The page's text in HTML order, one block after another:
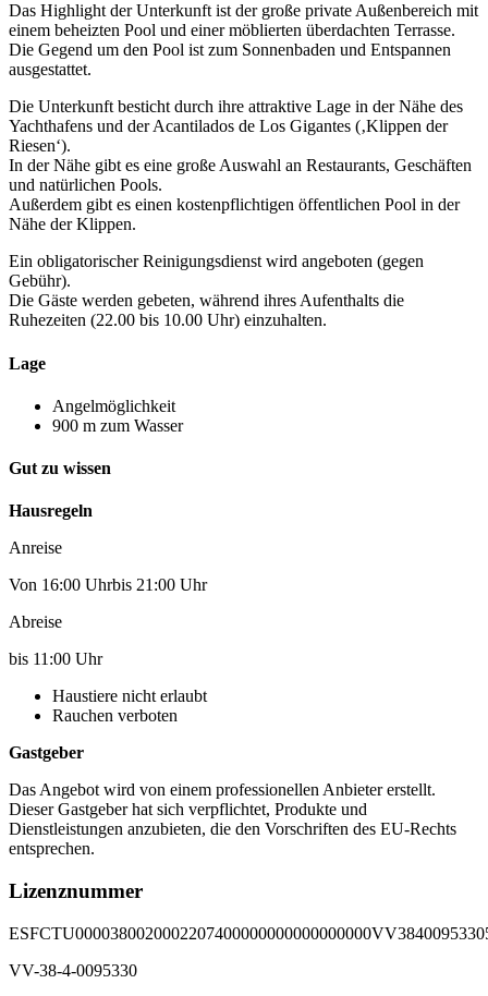
Das Highlight der Unterkunft ist der große private Außenbereich mit
einem beheizten Pool und einer möblierten überdachten Terrasse.
Die Gegend um den Pool ist zum Sonnenbaden und Entspannen
ausgestattet.
Die Unterkunft besticht durch ihre attraktive Lage in der Nähe des
Yachthafens und der Acantilados de Los Gigantes (‚Klippen der
Riesen‘).
In der Nähe gibt es eine große Auswahl an Restaurants, Geschäften
und natürlichen Pools.
Außerdem gibt es einen kostenpflichtigen öffentlichen Pool in der
Nähe der Klippen.
Ein obligatorischer Reinigungsdienst wird angeboten (gegen
Gebühr).
Die Gäste werden gebeten, während ihres Aufenthalts die
Ruhezeiten (22.00 bis 10.00 Uhr) einzuhalten.
Lage
Angelmöglichkeit
900 m zum Wasser
Gut zu wissen
Hausregeln
Anreise
Von 16:00 Uhrbis 21:00 Uhr
Abreise
bis 11:00 Uhr
Haustiere nicht erlaubt
Rauchen verboten
Gastgeber
Das Angebot wird von einem professionellen Anbieter erstellt.
Dieser Gastgeber hat sich verpflichtet, Produkte und
Dienstleistungen anzubieten, die den Vorschriften des EU-Rechts
entsprechen.
Lizenznummer
VV-38-4-0095330